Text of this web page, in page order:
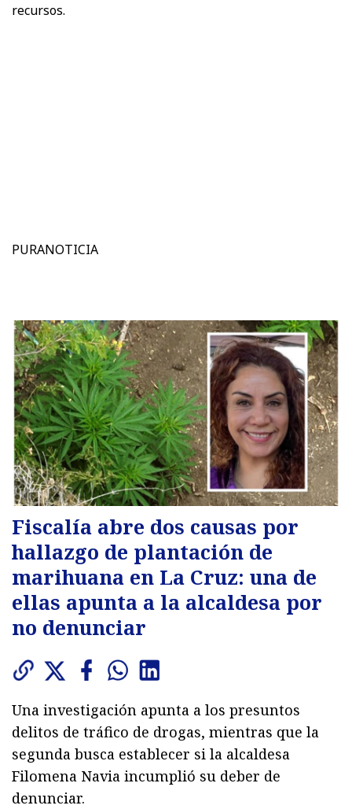
recursos.
PURANOTICIA
Fiscalía abre dos causas por
hallazgo de plantación de
marihuana en La Cruz: una de
ellas apunta a la alcaldesa por
no denunciar
Una investigación apunta a los presuntos
delitos de tráfico de drogas, mientras que la
segunda busca establecer si la alcaldesa
Filomena Navia incumplió su deber de
denunciar.